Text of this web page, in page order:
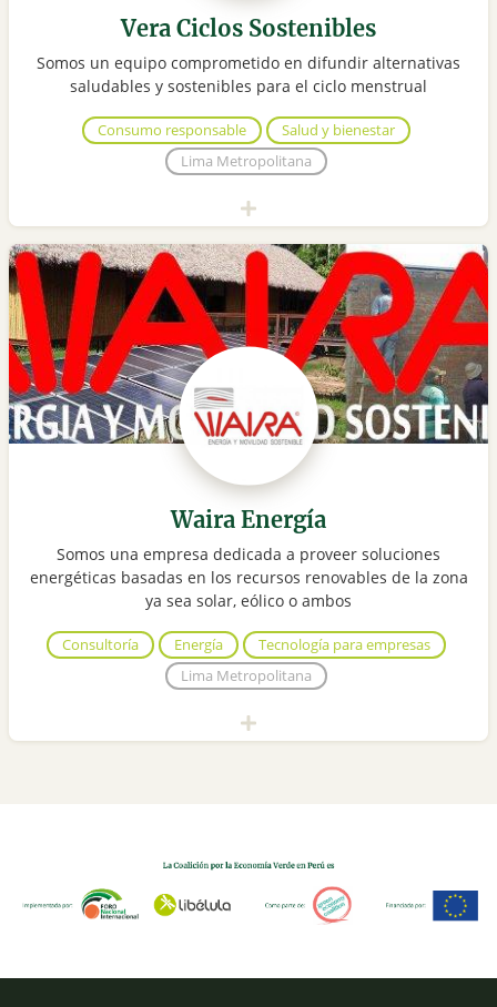
Vera Ciclos Sostenibles
Somos un equipo comprometido en difundir alternativas
saludables y sostenibles para el ciclo menstrual
Consumo responsable
Salud y bienestar
Lima Metropolitana
Waira Energía
Somos una empresa dedicada a proveer soluciones
energéticas basadas en los recursos renovables de la zona
ya sea solar, eólico o ambos
Consultoría Energía
Tecnología para empresas
Lima Metropolitana